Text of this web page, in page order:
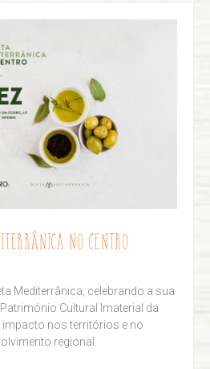
NO CENTRO
Mediterrânica, celebrando a sua
Cultural Imaterial da
impacto nos territórios e no
regional.